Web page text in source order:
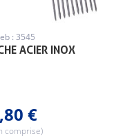
ACIER INOX
: 3545
€
comprise)